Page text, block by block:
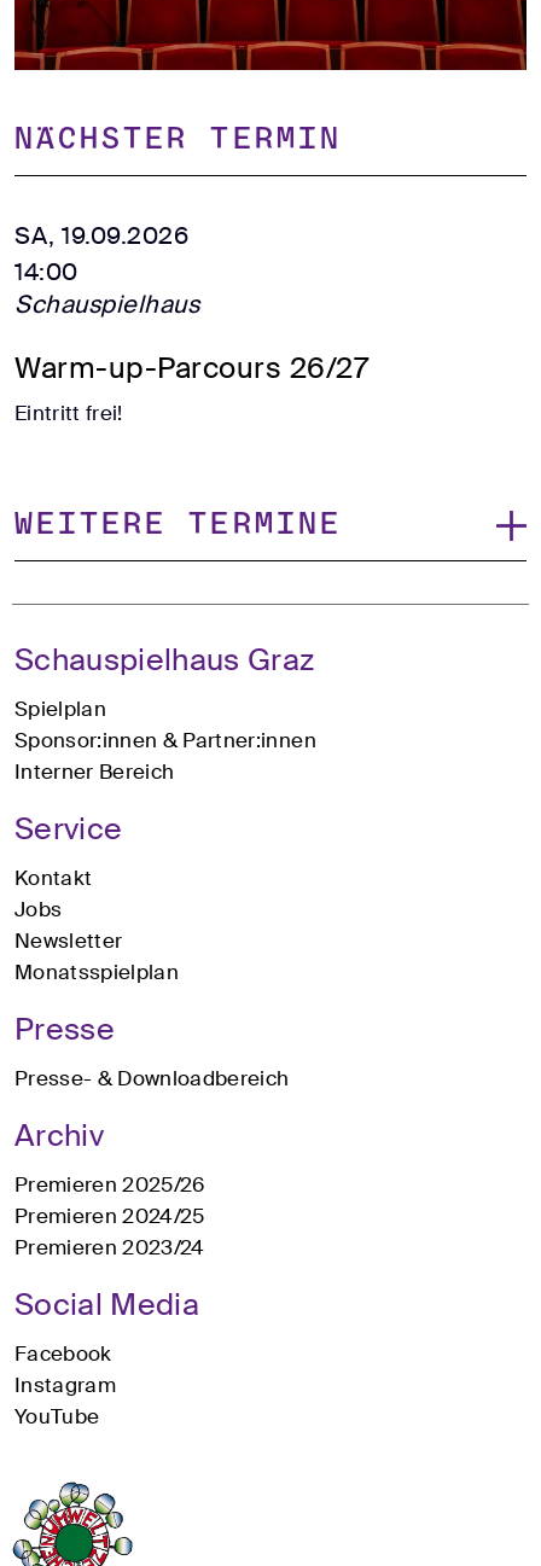
Nächster Termin
SA, 19.09.2026
14:00
Schauspielhaus
Warm-up-Parcours 26/27
Eintritt frei!
Weitere Termine
Schauspielhaus Graz
Spielplan
Sponsor:innen & Partner:innen
Interner Bereich
Service
Kontakt
Jobs
Newsletter
Monatsspielplan
Presse
Presse- & Downloadbereich
Archiv
Premieren 2025/26
Premieren 2024/25
Premieren 2023/24
Social Media
Facebook
Instagram
YouTube